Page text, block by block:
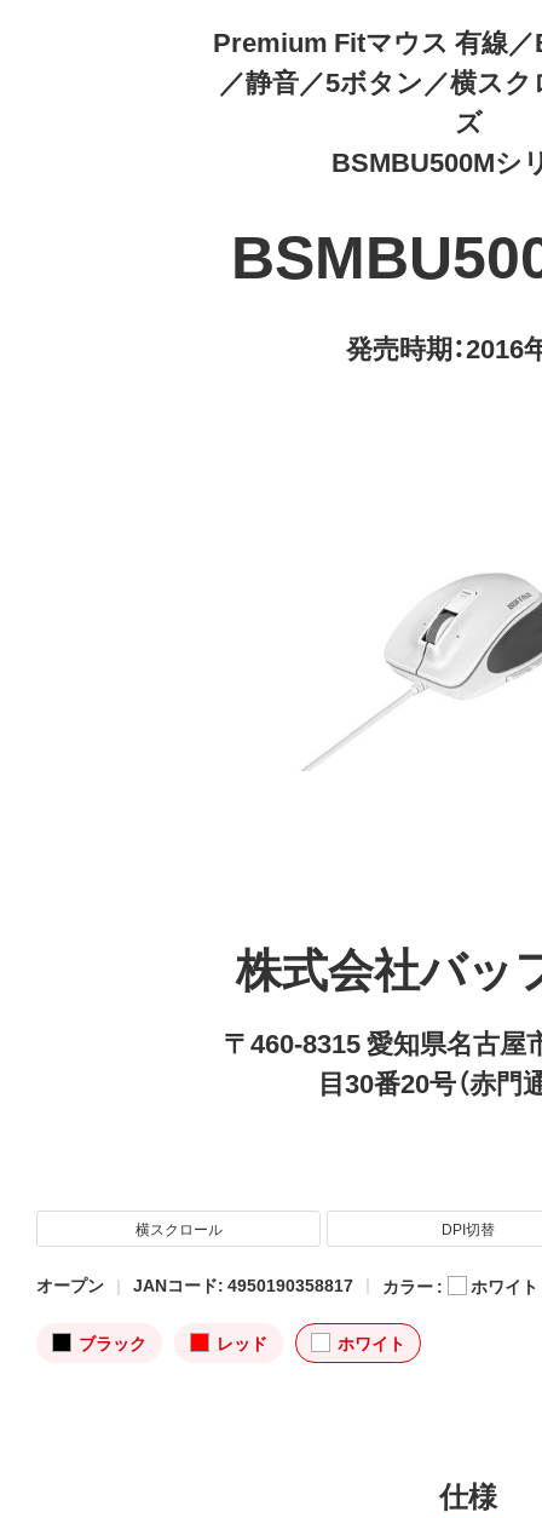
Premium Fitマウス 有線
／静音／5ボタン／横ス
ズ
BSMBU500Mシ
発売時期：2016
株式会社バッ
〒460-8315 愛知県名古屋
目30番20号（赤門
横スクロール DPI切替
オープン JANコード: 4950190358817 カラー : ホワイト
ブラック レッド ホワイト
仕様